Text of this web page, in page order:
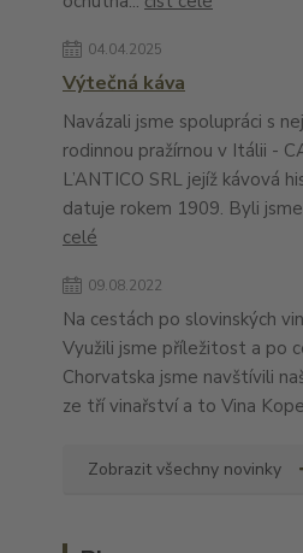
04.04.2025
Výtečná káva
Navázali jsme spolupráci s
rodinnou pražírnou v Itálii -
L’ANTICO SRL jejíž kávová
datuje rokem 1909. Byli
celé
09.08.2022
Na cestách po slovinských
Využili jsme příležitost a po
Chorvatska jsme navštívili
ze tří vinařství a to Vina
Zobrazit všechny novinky